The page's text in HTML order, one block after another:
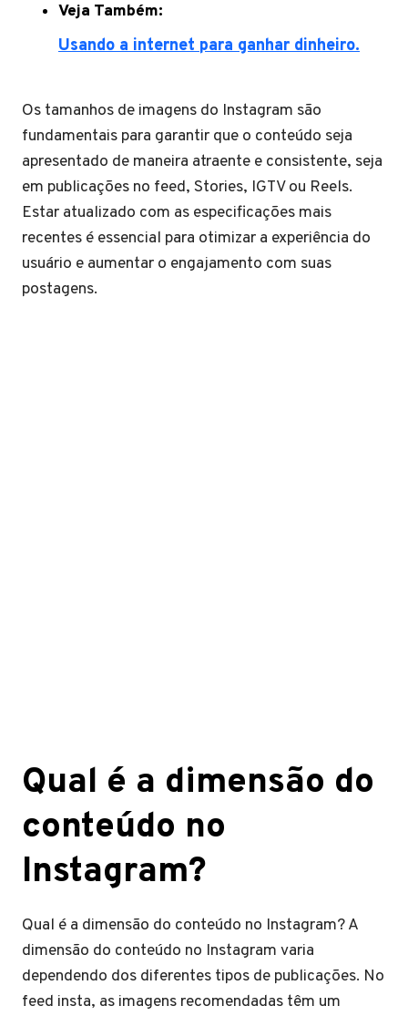
Veja Também:
Usando a internet para ganhar dinheiro.
Os tamanhos de imagens do Instagram são
fundamentais para garantir que o conteúdo seja
apresentado de maneira atraente e consistente, seja
em publicações no feed, Stories, IGTV ou Reels.
Estar atualizado com as especificações mais
recentes é essencial para otimizar a experiência do
usuário e aumentar o engajamento com suas
postagens.
Qual é a dimensão do
conteúdo no
Instagram?
Qual é a dimensão do conteúdo no Instagram? A
dimensão do conteúdo no Instagram varia
dependendo dos diferentes tipos de publicações. No
feed insta, as imagens recomendadas têm um